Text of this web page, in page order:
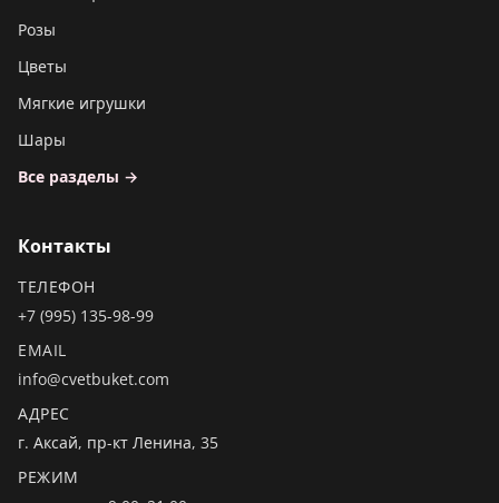
Розы
Цветы
Мягкие игрушки
Шары
Все разделы →
Контакты
ТЕЛЕФОН
+7 (995) 135-98-99
EMAIL
info@cvetbuket.com
АДРЕС
г. Аксай, пр-кт Ленина, 35
РЕЖИМ